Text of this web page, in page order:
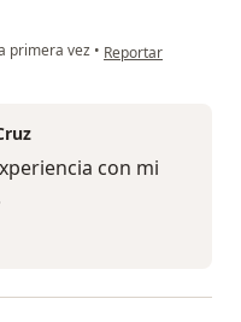
primera vez • en opinión del
Reportar
con mi